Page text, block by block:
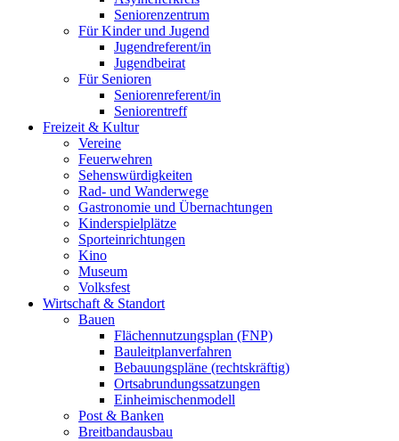
Seniorenzentrum
Für Kinder und Jugend
Jugendreferent/in
Jugendbeirat
Für Senioren
Seniorenreferent/in
Seniorentreff
Freizeit & Kultur
Vereine
Feuerwehren
Sehenswürdigkeiten
Rad- und Wanderwege
Gastronomie und Übernachtungen
Kinderspielplätze
Sporteinrichtungen
Kino
Museum
Volksfest
Wirtschaft & Standort
Bauen
Flächennutzungsplan (FNP)
Bauleitplanverfahren
Bebauungspläne (rechtskräftig)
Ortsabrundungssatzungen
Einheimischenmodell
Post & Banken
Breitbandausbau